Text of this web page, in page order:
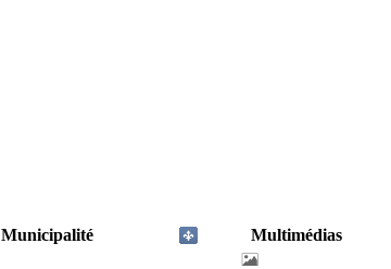
Municipalité
Multimédias